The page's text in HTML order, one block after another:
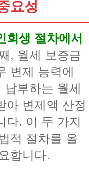
요성
회생 절차에서
, 월세 보증금
변제 능력에
납부하는 월세
아 변제액 산정
다. 이 두 가지
적 절차를 올
합니다.